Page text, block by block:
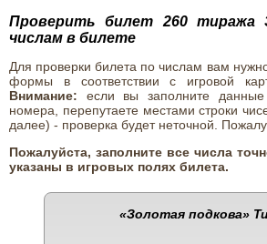
Проверить билет 260 тиража
числам в билете
Для проверки билета по числам вам
формы в соответствии с игровой
Внимание: если вы заполните
номера, перепутаете местами строки
далее) - проверка будет неточной.
Пожалуйста, заполните все числа
указаны в игровых полях билета.
«Золотая подкова»